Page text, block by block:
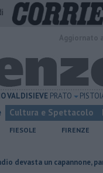
VALDISIEVE PRATO
Cultura e Spettacolo
FIESOLE FIRENZE
un capannone, parte del